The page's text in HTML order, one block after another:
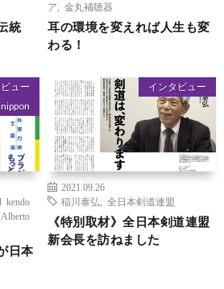
統
ア
金丸補聴器
耳の環境を変えれば人生も変
わる！
ュー
kendo
Alberto
日本
インタビュー
2021.09.26
稲川泰弘
全日本剣道連盟
《特別取材》全日本剣道連盟
新会長を訪ねました